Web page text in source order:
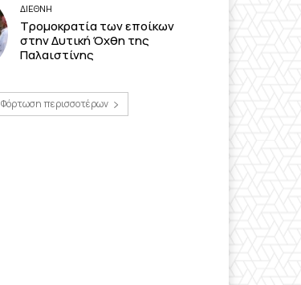
ΔΙΕΘΝΗ
Τρομοκρατία των εποίκων
στην Δυτική Όχθη της
Παλαιστίνης
Φόρτωση περισσοτέρων